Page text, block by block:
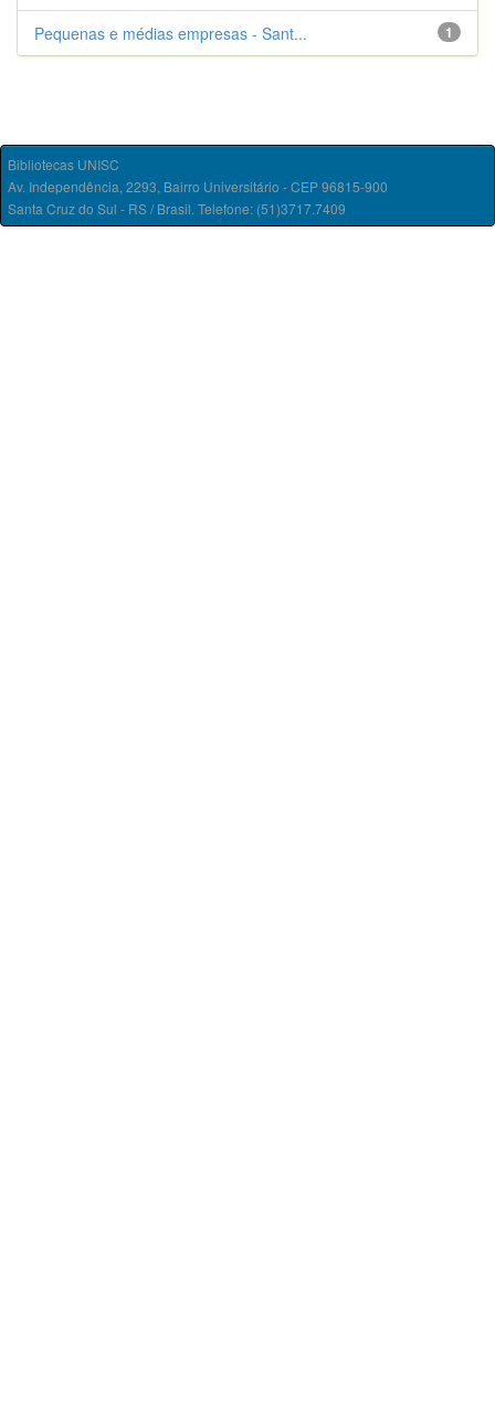
1
Pequenas e médias empresas - Sant...
Bibliotecas UNISC
Av. Independência, 2293, Bairro Universitário - CEP 96815-900
Santa Cruz do Sul - RS / Brasil. Telefone: (51)3717.7409